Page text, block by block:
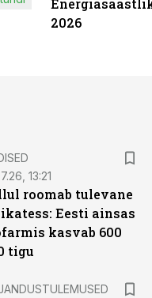
2026
13:21
roomab tulevane
Eesti ainsas
kasvab 600
tigu